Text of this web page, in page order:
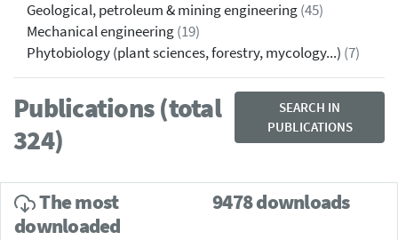
Geological, petroleum & mining engineering(45)
Mechanical engineering(19)
Phytobiology (plant sciences, forestry, mycology...) (7)
Publications (total
324)
SEARCH IN
PUBLICATIONS
The most
downloaded
9478 downloads